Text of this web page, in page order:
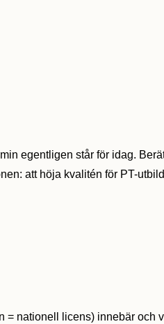
egentligen står för idag.
att höja kvalitén för PT-
= nationell licens) innebär och